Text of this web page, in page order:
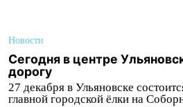
Новости
Сегодня в центре
дорогу
27 декабря в Ульяновске
главной городской ёлки на